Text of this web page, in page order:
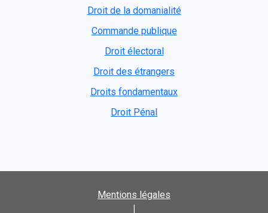
Droit de la domanialité
Commande publique
Droit électoral
Droit des étrangers
Droits fondamentaux
Droit Pénal
Mentions légales
|